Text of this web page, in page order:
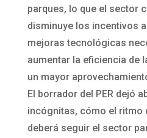
parques, lo que el sector
disminuye los incentivos
mejoras tecnológicas
aumentar la eficiencia de
un mayor
El borrador del PER dejó
incógnitas, cómo el ritmo
deberá seguir el sector